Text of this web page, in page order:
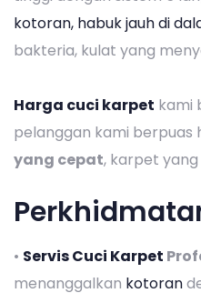
kotoran, habuk jauh di
bakteria, kulat yang
Harga cuci karpet kami
pelanggan kami berpuas
yang cepat, karpet yang
• Servis Cuci Karpet
menanggalkan kotoran